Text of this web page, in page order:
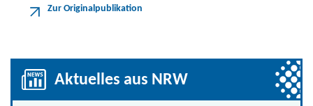
Zur Originalpublikation
Aktuelles aus NRW